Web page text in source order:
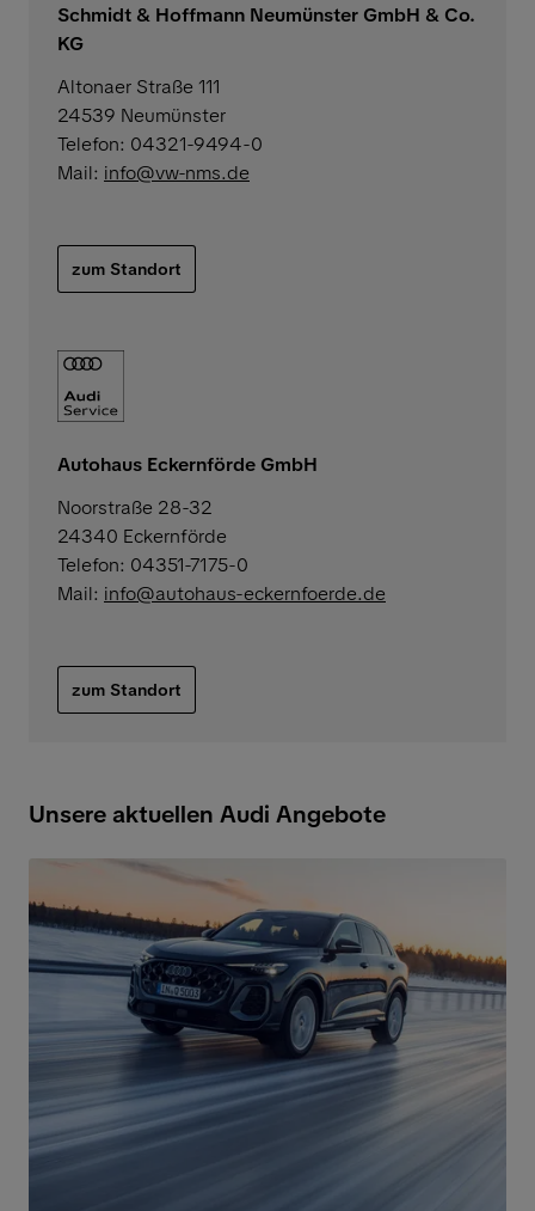
Schmidt & Hoffmann Neumünster GmbH & Co.
KG
Altonaer Straße 111
24539 Neumünster
Telefon: 04321-9494-0
Mail: info@vw-nms.de
zum Standort
Autohaus Eckernförde GmbH
Noorstraße 28-32
24340 Eckernförde
Telefon: 04351-7175-0
Mail: info@autohaus-eckernfoerde.de
zum Standort
Unsere aktuellen Audi Angebote